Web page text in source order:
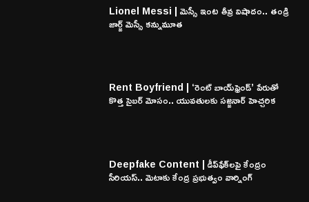
Lionel Messi | మెస్సీ ఇంట తీవ్ర విషాదం.. తండ్రి
జార్జ్ మెస్సీ కన్నుమూత
Rent Boyfriend | ‘రెంట్ బాయ్‌ఫ్రెండ్’ పేరుతో
కొత్త సైబర్ మోసం.. యువతులకు సజ్జనార్ హెచ్చరిక
Deepfake Content | డీప్‌ఫేక్‌లపై కేంద్రం
సీరియస్.. మెటాకు కేంద్ర ప్రభుత్వం వార్నింగ్